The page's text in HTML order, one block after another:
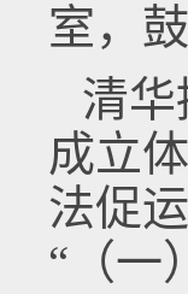
室，
清
成立
法促
“（一